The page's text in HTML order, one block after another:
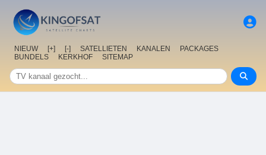
NIEUW [+] [-] SATELLIETEN KANALEN
PACKAGES
BUNDELS
KERKHOF SITEMAP